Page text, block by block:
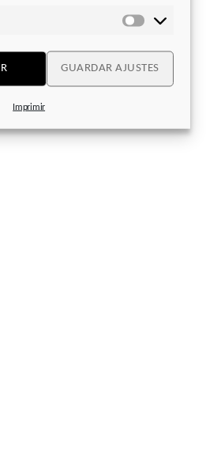
Márketing
GUARDAR AJUSTES
Imprimir